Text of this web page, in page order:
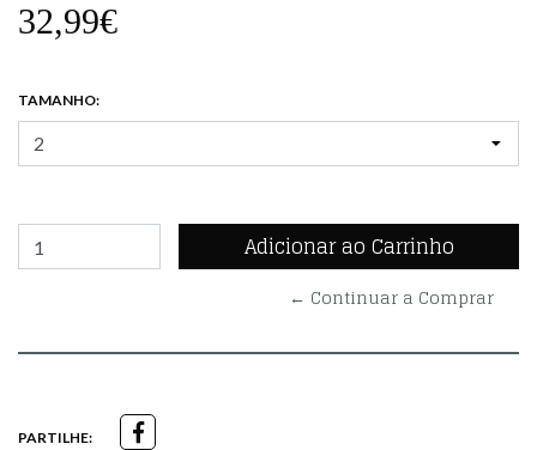
32,99€
TAMANHO:
← Continuar a Comprar
PARTILHE: